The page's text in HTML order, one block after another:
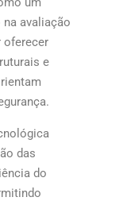
avaliação
oferecer
e
das
do